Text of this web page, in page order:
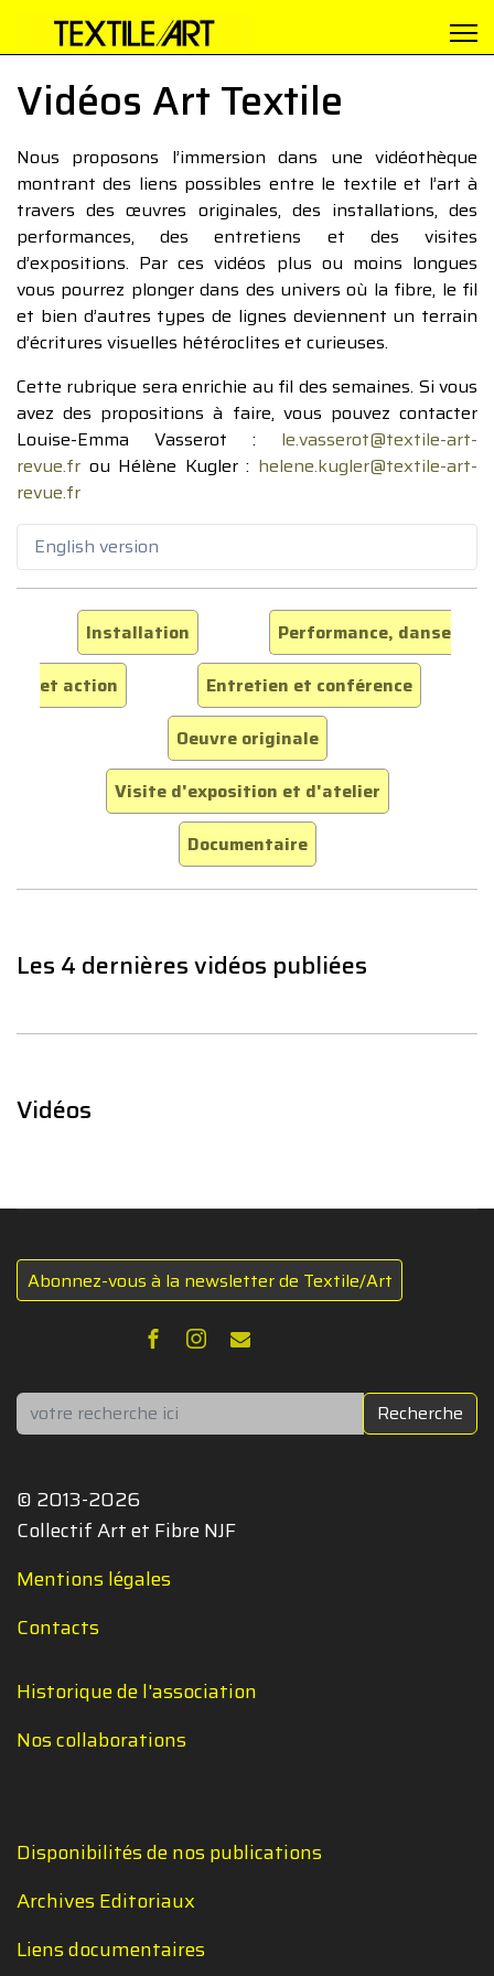
Vidéos Art Textile
Nous proposons l’immersion dans une vidéothèque
montrant des liens possibles entre le textile et l’art à
travers des œuvres originales, des installations, des
performances, des entretiens et des visites
d’expositions. Par ces vidéos plus ou moins longues
vous pourrez plonger dans des univers où la fibre, le fil
et bien d’autres types de lignes deviennent un terrain
d’écritures visuelles hétéroclites et curieuses.
Cette rubrique sera enrichie au fil des semaines. Si vous
avez des propositions à faire, vous pouvez contacter
Louise-Emma Vasserot : le.vasserot@textile-art-
revue.fr ou Hélène Kugler : helene.kugler@textile-art-
revue.fr
English version
Installation
Performance, danse
et action
Entretien et conférence
Oeuvre originale
Visite d'exposition et d'atelier
Documentaire
Les 4 dernières vidéos publiées
Vidéos
Abonnez-vous à la newsletter de Textile/Art
Rechercher Recherche
© 2013-2026
Collectif Art et Fibre NJF
Mentions légales
Contacts
Historique de l'association
Nos collaborations
Disponibilités de nos publications
Archives Editoriaux
Liens documentaires